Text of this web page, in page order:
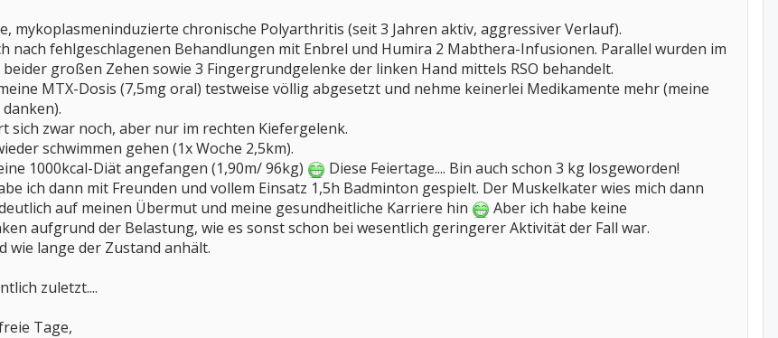
mykoplasmeninduzierte chronische Polyarthritis (seit 3 Jahren aktiv, aggressiver Verlauf).
nach fehlgeschlagenen Behandlungen mit Enbrel und Humira 2 Mabthera-Infusionen. Parallel wurden im
großen Zehen sowie 3 Fingergrundgelenke der linken Hand mittels RSO behandelt.
MTX-Dosis (7,5mg oral) testweise völlig abgesetzt und nehme keinerlei Medikamente mehr (meine
sich zwar noch, aber nur im rechten Kiefergelenk.
schwimmen gehen (1x Woche 2,5km).
1000kcal-Diät angefangen (1,90m/ 96kg)
Diese Feiertage.... Bin auch schon 3 kg losgeworden!
ich dann mit Freunden und vollem Einsatz 1,5h Badminton gespielt. Der Muskelkater wies mich dann
auf meinen Übermut und meine gesundheitliche Karriere hin
Aber ich habe keine
aufgrund der Belastung, wie es sonst schon bei wesentlich geringerer Aktivität der Fall war.
wie lange der Zustand anhält.
zuletzt....
Tage,